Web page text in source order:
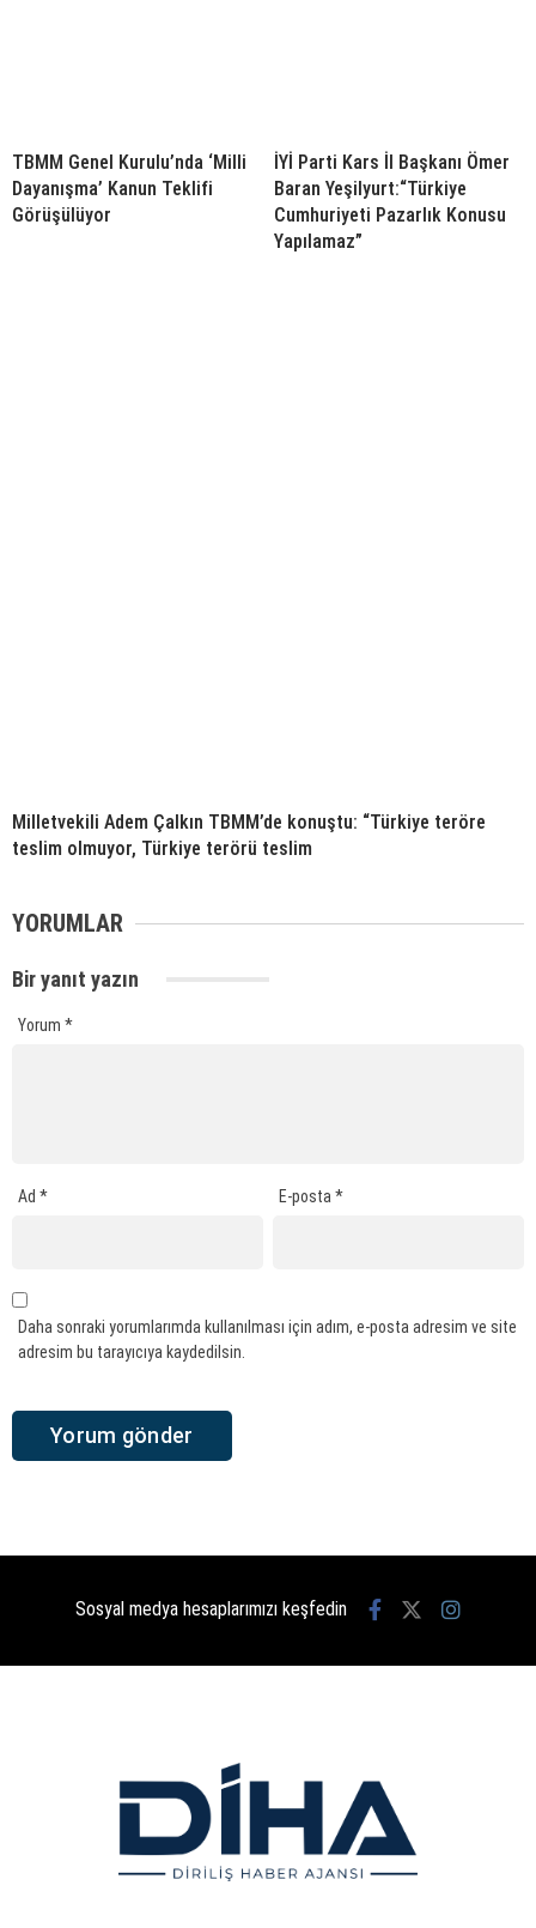
TBMM Genel Kurulu’nda ‘Milli
Dayanışma’ Kanun Teklifi
Görüşülüyor
İYİ Parti Kars İl Başkanı Ömer
Baran Yeşilyurt:“Türkiye
Cumhuriyeti Pazarlık Konusu
Yapılamaz”
Milletvekili Adem Çalkın TBMM’de konuştu: “Türkiye teröre
teslim olmuyor, Türkiye terörü teslim
YORUMLAR
Bir yanıt yazın
Yorum *
Ad * E-posta*
Daha sonraki yorumlarımda kullanılması için adım, e-posta adresim ve site
adresim bu tarayıcıya kaydedilsin.
Sosyal medya hesaplarımızı keşfedin